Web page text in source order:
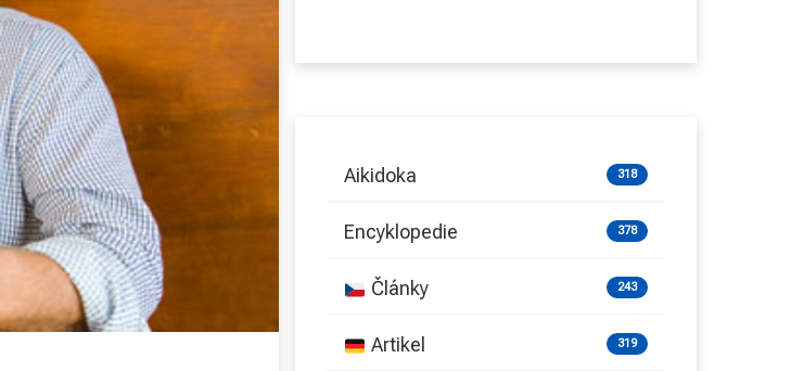
Aikidoka 318
Encyklopedie 378
Články 243
Artikel 319